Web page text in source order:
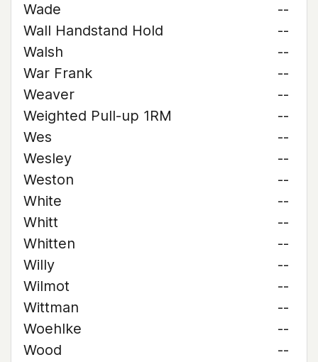
Wade
--
Wall Handstand Hold
--
Walsh
--
War Frank
--
Weaver
--
Weighted Pull-up 1RM
--
Wes
--
Wesley
--
Weston
--
White
--
Whitt
--
Whitten
--
Willy
--
Wilmot
--
Wittman
--
Woehlke
--
Wood
--